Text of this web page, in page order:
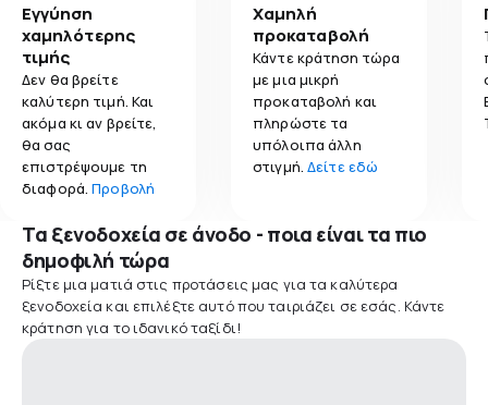
Εγγύηση
χαμηλότερης
τιμής
Δεν θα βρείτε
καλύτερη τιμή. Και
ακόμα κι αν βρείτε,
θα σας
επιστρέψουμε τη
διαφορά.Προβολή
Χαμηλή
προκαταβολή
Κάντε κράτηση τώρα
με μια μικρή
προκαταβολή και
πληρώστε τα
υπόλοιπα άλλη
στιγμή.Δείτε εδώ
Τα ξενοδοχεία σε άνοδο - ποια είναι τα πιο
δημοφιλή τώρα
Ρίξτε μια ματιά στις προτάσεις μας για τα καλύτερα
ξενοδοχεία και επιλέξτε αυτό που ταιριάζει σε εσάς. Κάντε
κράτηση για το ιδανικό ταξίδι!